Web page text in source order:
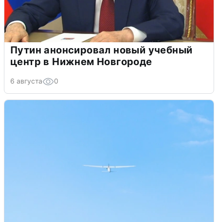
Путин анонсировал новый учебный
центр в Нижнем Новгороде
6 августа 0